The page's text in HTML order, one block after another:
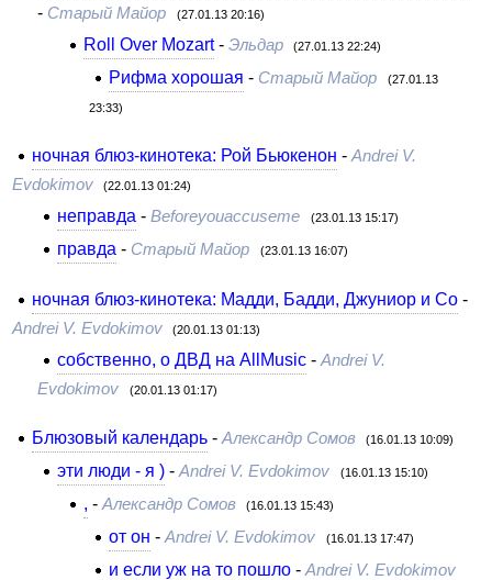
- Старый Майор (27.01.13 20:16)
Roll Over Mozart- Эльдар (27.01.13 22:24)
Рифма хорошая - Старый Майор (27.01.13
23:33)
ночная блюз-кинотека: Рой Бьюкенон - Andrei V.
Evdokimov
(22.01.13 01:24)
неправда -Beforeyouaccuseme (23.01.13 15:17)
правда - Старый Майор (23.01.13 16:07)
ночная блюз-кинотека: Мадди, Бадди, Джуниор и Со-
Andrei V. Evdokimov (20.01.13 01:13)
собственно, о ДВД на AllMusic -Andrei V.
Evdokimov
(20.01.13 01:17)
Блюзовый календарь- Александр Сомов (16.01.13 10:09)
эти люди - я ) -Andrei V. Evdokimov (16.01.13 15:10)
, - Александр Сомов (16.01.13 15:43)
от он - Andrei V. Evdokimov (16.01.13 17:47)
и если уж на то пошло- Andrei V. Evdokimov